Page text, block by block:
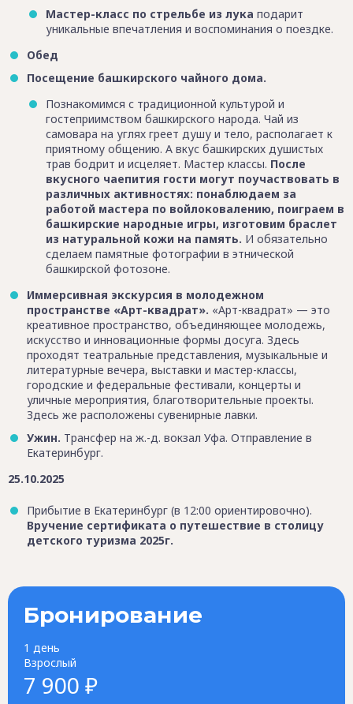
Мастер-класс по стрельбе из лука подарит
уникальные впечатления и воспоминания о поездке.
Обед
Посещение башкирского чайного дома.
Познакомимся с традиционной культурой и
гостеприимством башкирского народа. Чай из
самовара на углях греет душу и тело, располагает к
приятному общению. А вкус башкирских душистых
трав бодрит и исцеляет. Мастер классы. После
вкусного чаепития гости могут поучаствовать в
различных активностях: понаблюдаем за
работой мастера по войлоковалению, поиграем в
башкирские народные игры, изготовим браслет
из натуральной кожи на память. И обязательно
сделаем памятные фотографии в этнической
башкирской фотозоне.
Иммерсивная экскурсия в молодежном
пространстве «Арт-квадрат». «Арт-квадрат» — это
креативное пространство, объединяющее молодежь,
искусство и инновационные формы досуга. Здесь
проходят театральные представления, музыкальные и
литературные вечера, выставки и мастер-классы,
городские и федеральные фестивали, концерты и
уличные мероприятия, благотворительные проекты.
Здесь же расположены сувенирные лавки.
Ужин. Трансфер на ж.-д. вокзал Уфа. Отправление в
Екатеринбург.
25.10.2025
Прибытие в Екатеринбург (в 12:00 ориентировочно).
Вручение сертификата о путешествие в столицу
детского туризма 2025г.
Бронирование
1 день
Взрослый
7 900 ₽